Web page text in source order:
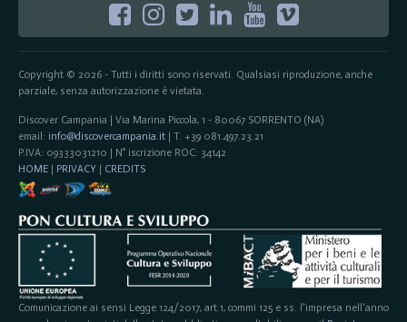
Copyright © 2026 - Tutti i diritti sono riservati. Qualsiasi riproduzione, anche
parziale, senza autorizzazione è vietata.
Discover Campania | Via Marina Piccola, 1 - 80067 SORRENTO (NA)
email: info@discovercampania.it| T. +39 081.497.23.21
P.IVA: 09333031210 | N° iscrizione ROC: 34142
HOME| PRIVACY | CREDITS
Comunicazione ai sensi Legge 124/2017, art.1, commi 125 e ss. l'impresa nell'anno